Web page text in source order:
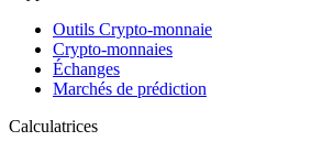
Outils Crypto-monnaie
Crypto-monnaies
Échanges
Marchés de prédiction
Calculatrices